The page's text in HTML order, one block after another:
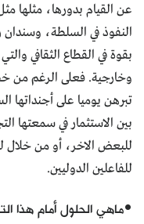
عن القيام بدورها، مثلها
النفوذ في السلطة، وسندان
بقوة في القطاع الثقافي
وخارجية. فعلى الرغم من
تبرهن يوميا على أجنداتها
بين الاستثمار في سمعتها
للبعض الاخر، أو من خلال
للفاعلين الدوليين.
•ماهي الحلول أمام